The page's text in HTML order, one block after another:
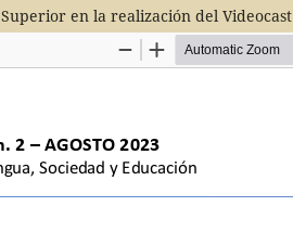
en la realización del Videocast